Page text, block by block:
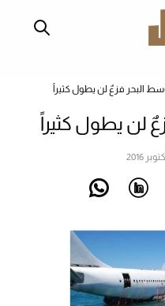
البحر فزعٌ لن يطول كثيراً
لن يطول كثيراً